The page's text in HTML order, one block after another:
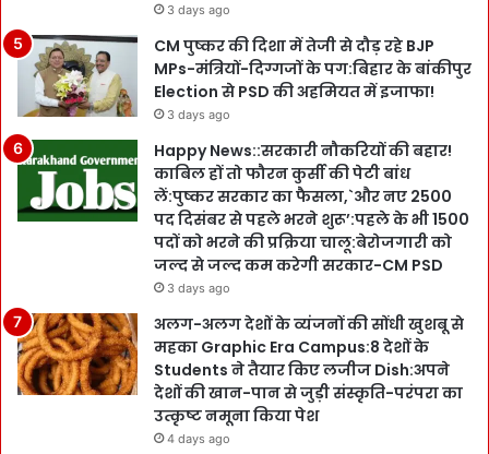
3 days ago
CM पुष्कर की दिशा में तेजी से दौड़ रहे BJP
MPs-मंत्रियों-दिग्गजों के पग:बिहार के बांकीपुर
Election से PSD की अहमियत में इजाफा!
3 days ago
Happy News::सरकारी नौकरियों की बहार!
काबिल हों तो फौरन कुर्सी की पेटी बांध
लें:पुष्कर सरकार का फैसला,`और नए 2500
पद दिसंबर से पहले भरने शुरू’:पहले के भी 1500
पदों को भरने की प्रक्रिया चालू:बेरोजगारी को
जल्द से जल्द कम करेगी सरकार-CM PSD
3 days ago
अलग-अलग देशों के व्यंजनों की सोंधी खुशबू से
महका Graphic Era Campus:8 देशों के
Students ने तैयार किए लजीज Dish:अपने
देशों की खान-पान से जुड़ी संस्कृति-परंपरा का
उत्कृष्ट नमूना किया पेश
4 days ago